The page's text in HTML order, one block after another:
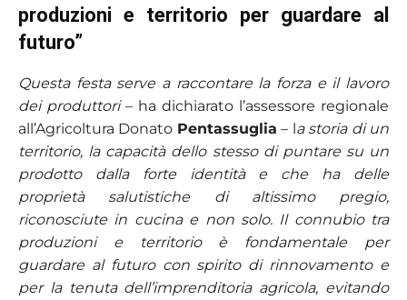
produzioni e territorio per guardare al
futuro”
Questa festa serve a raccontare la forza e il lavoro
dei produttori– ha dichiarato l’assessore regionale
all’Agricoltura Donato Pentassuglia – la storia di un
territorio, la capacità dello stesso di puntare su un
prodotto dalla forte identità e che ha delle
proprietà salutistiche di altissimo pregio,
riconosciute in cucina e non solo. Il connubio tra
produzioni e territorio è fondamentale per
guardare al futuro con spirito di rinnovamento e
per la tenuta dell’imprenditoria agricola, evitando